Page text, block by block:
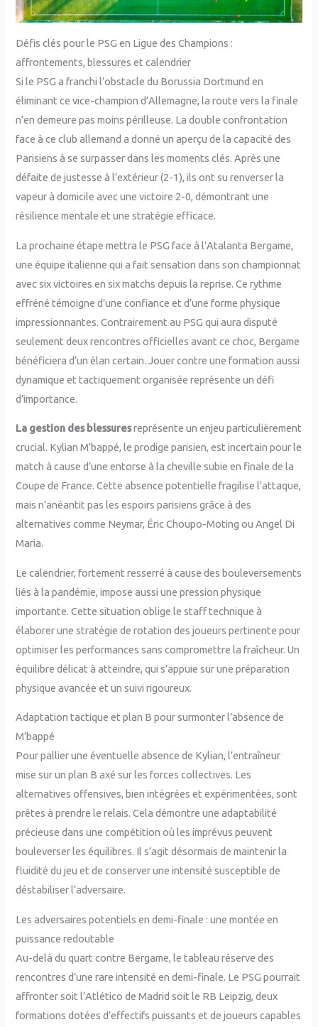
Défis clés pour le PSG en Ligue des Champions :
affrontements, blessures et calendrier
Si le PSG a franchi l’obstacle du Borussia Dortmund en
éliminant ce vice-champion d’Allemagne, la route vers la finale
n’en demeure pas moins périlleuse. La double confrontation
face à ce club allemand a donné un aperçu de la capacité des
Parisiens à se surpasser dans les moments clés. Après une
défaite de justesse à l’extérieur (2-1), ils ont su renverser la
vapeur à domicile avec une victoire 2-0, démontrant une
résilience mentale et une stratégie efficace.
La prochaine étape mettra le PSG face à l’Atalanta Bergame,
une équipe italienne qui a fait sensation dans son championnat
avec six victoires en six matchs depuis la reprise. Ce rythme
effréné témoigne d’une confiance et d’une forme physique
impressionnantes. Contrairement au PSG qui aura disputé
seulement deux rencontres officielles avant ce choc, Bergame
bénéficiera d’un élan certain. Jouer contre une formation aussi
dynamique et tactiquement organisée représente un défi
d’importance.
La gestion des blessuresreprésente un enjeu particulièrement
crucial. Kylian M’bappé, le prodige parisien, est incertain pour le
match à cause d’une entorse à la cheville subie en finale de la
Coupe de France. Cette absence potentielle fragilise l’attaque,
mais n’anéantit pas les espoirs parisiens grâce à des
alternatives comme Neymar, Éric Choupo-Moting ou Angel Di
Maria.
Le calendrier, fortement resserré à cause des bouleversements
liés à la pandémie, impose aussi une pression physique
importante. Cette situation oblige le staff technique à
élaborer une stratégie de rotation des joueurs pertinente pour
optimiser les performances sans compromettre la fraîcheur. Un
équilibre délicat à atteindre, qui s’appuie sur une préparation
physique avancée et un suivi rigoureux.
Adaptation tactique et plan B pour surmonter l’absence de
M’bappé
Pour pallier une éventuelle absence de Kylian, l’entraîneur
mise sur un plan B axé sur les forces collectives. Les
alternatives offensives, bien intégrées et expérimentées, sont
prêtes à prendre le relais. Cela démontre une adaptabilité
précieuse dans une compétition où les imprévus peuvent
bouleverser les équilibres. Il s’agit désormais de maintenir la
fluidité du jeu et de conserver une intensité susceptible de
déstabiliser l’adversaire.
Les adversaires potentiels en demi-finale : une montée en
puissance redoutable
Au-delà du quart contre Bergame, le tableau réserve des
rencontres d’une rare intensité en demi-finale. Le PSG pourrait
affronter soit l’Atlético de Madrid soit le RB Leipzig, deux
formations dotées d’effectifs puissants et de joueurs capables